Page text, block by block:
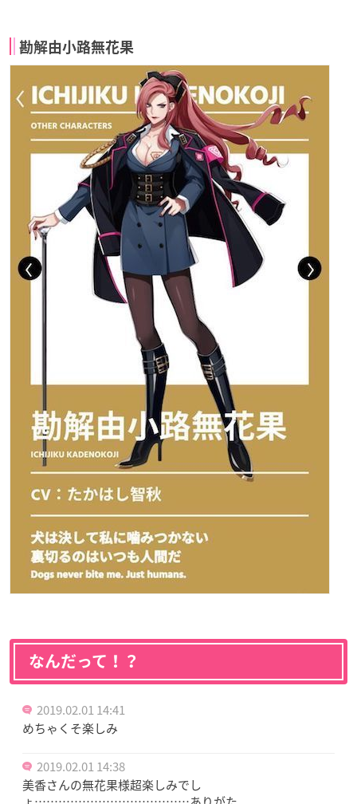
勘解由小路無花果
なんだって！？
2019.02.01 14:41
めちゃくそ楽しみ
2019.02.01 14:38
美香さんの無花果様超楽しみでし